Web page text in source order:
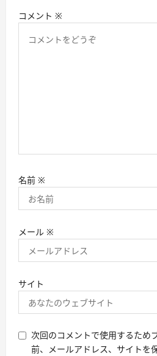
コメント ※
名前 ※
メール ※
サイト
次回のコメントで使用するため
前、メールアドレス、サイトを